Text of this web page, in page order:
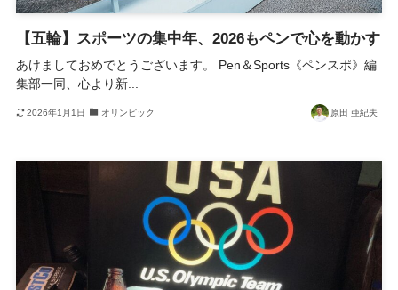
【五輪】スポーツの集中年、2026もペンで心を動かす
あけましておめでとうございます。 Pen＆Sports《ペンスポ》編
集部一同、心より新...
2026年1月1日 オリンピック 原田 亜紀夫